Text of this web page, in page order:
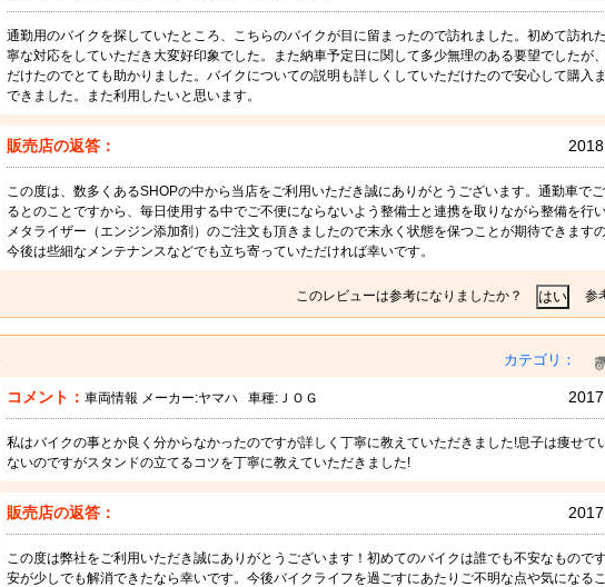
通勤用のバイクを探していたところ、こちらのバイクが目に留まったので訪れました。初めて訪れ
寧な対応をしていただき大変好印象でした。また納車予定日に関して多少無理のある要望でしたが
だけたのでとても助かりました。バイクについての説明も詳しくしていただけたので安心して購入
できました。また利用したいと思います。
販売店の返答：
この度は、数多くあるSHOPの中から当店をご利用いただき誠にありがとうございます。通勤車で
るとのことですから、毎日使用する中でご不便にならないよう整備士と連携を取りながら整備を行い
メタライザー（エンジン添加剤）のご注文も頂きましたので末永く状態を保つことが期待できます
今後は些細なメンテナンスなどでも立ち寄っていただければ幸いです。
このレビューは参考になりましたか？ 参
カテゴリ：
コメント： 車両情報 メーカー:ヤマハ 車種: ＪＯＧ
私はバイクの事とか良く分からなかったのですが詳しく丁寧に教えていただきました!息子は痩せて
ないのですがスタンドの立てるコツを丁寧に教えていただきました!
販売店の返答：
この度は弊社をご利用いただき誠にありがとうございます！初めてのバイクは誰でも不安なもので
安が少しでも解消できたなら幸いです。今後バイクライフを過ごすにあたりご不明な点や気になる